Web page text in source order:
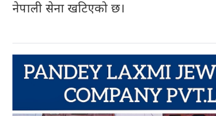
नेपाली सेना खटिएको छ।